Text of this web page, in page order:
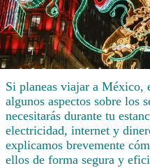
Si planeas viajar a México,
algunos aspectos sobre los
necesitarás durante tu
electricidad, internet y
explicamos brevemente
ellos de forma segura y